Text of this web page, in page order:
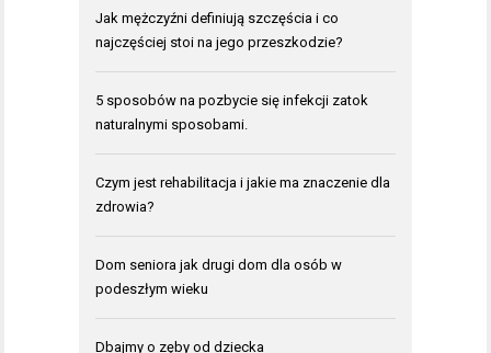
Jak mężczyźni definiują szczęścia i co
najczęściej stoi na jego przeszkodzie?
5 sposobów na pozbycie się infekcji zatok
naturalnymi sposobami.
Czym jest rehabilitacja i jakie ma znaczenie dla
zdrowia?
Dom seniora jak drugi dom dla osób w
podeszłym wieku
Dbajmy o zęby od dziecka